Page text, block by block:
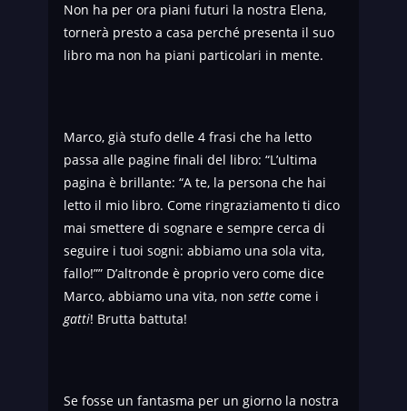
Non ha per ora piani futuri la nostra Elena,
tornerà presto a casa perché presenta il suo
libro ma non ha piani particolari in mente.
Marco, già stufo delle 4 frasi che ha letto
passa alle pagine finali del libro: “L’ultima
pagina è brillante: “A te, la persona che hai
letto il mio libro. Come ringraziamento ti dico
mai smettere di sognare e sempre cerca di
seguire i tuoi sogni: abbiamo una sola vita,
fallo!”” D’altronde è proprio vero come dice
Marco, abbiamo una vita, non sette come i
gatti! Brutta battuta!
Se fosse un fantasma per un giorno la nostra